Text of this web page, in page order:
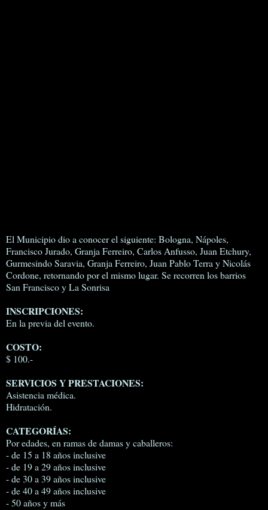
El Municipio dio a conocer el siguiente: Bologna, Nápoles,
Francisco Jurado, Granja Ferreiro, Carlos Anfusso, Juan Etchury,
Gurmesindo Saravia, Granja Ferreiro, Juan Pablo Terra y Nicolás
Cordone, retornando por el mismo lugar. Se recorren los barrios
San Francisco y La Sonrisa
INSCRIPCIONES:
En la previa del evento.
COSTO:
$ 100.-
SERVICIOS Y PRESTACIONES:
Asistencia médica.
Hidratación.
CATEGORÍAS:
Por edades, en ramas de damas y caballeros:
- de 15 a 18 años inclusive
- de 19 a 29 años inclusive
- de 30 a 39 años inclusive
- de 40 a 49 años inclusive
- 50 años y más